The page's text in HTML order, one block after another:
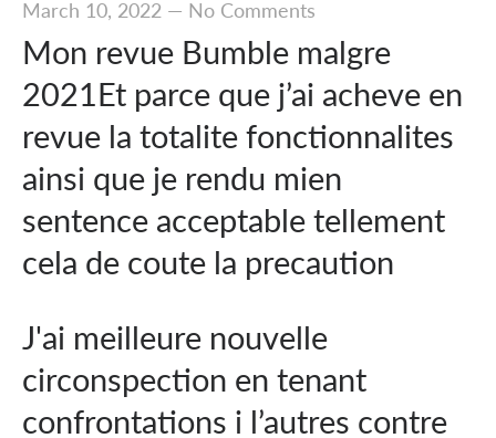
March 10, 2022— No Comments
Mon revue Bumble malgre
2021Et parce que j’ai acheve en
revue la totalite fonctionnalites
ainsi que je rendu mien
sentence acceptable tellement
cela de coute la precaution
J'ai meilleure nouvelle
circonspection en tenant
confrontations i l’autres contre